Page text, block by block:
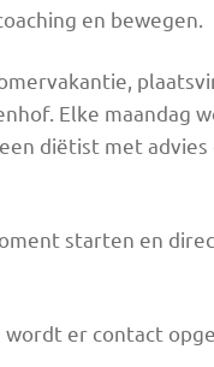
en bewegen.
Elke maandag
diëtist met advies
starten en
wordt er contact